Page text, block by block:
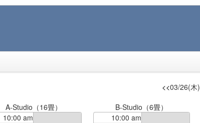
<<03/26(木)
A-Studio（16畳）
10:00 am
B-Studio（6畳）
10:00 am